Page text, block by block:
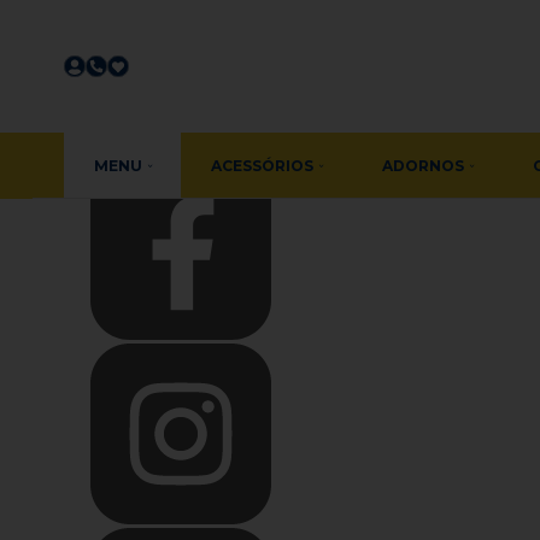
Quem Somos
Favoritos
MENU ACESSÓRIOS ADORNOS